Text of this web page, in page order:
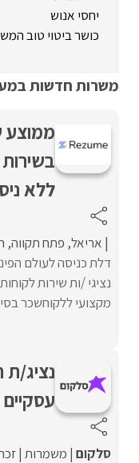
יחסי אנוש
כושר ביטוי טוב
משרות חדשות
ללא
אריאל פתח תקווה
דלת כניסה לעולם
נציגי /ות שירות
מקצועי ללקוחשכר
נציג/ת
סלקום משמרות